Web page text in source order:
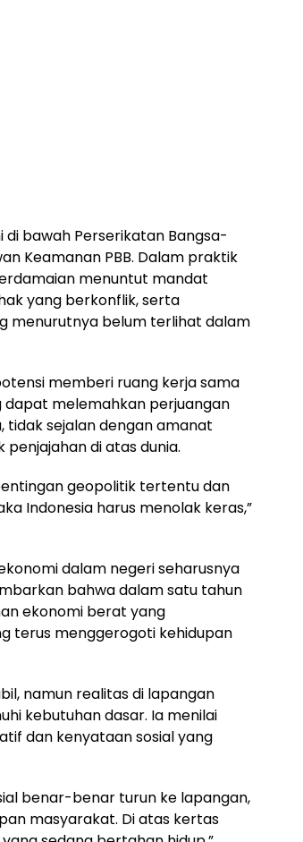
bawah Perserikatan Bangsa-
Keamanan PBB. Dalam praktik
menuntut mandat
yang berkonflik, serta
menurutnya belum terlihat dalam
memberi ruang kerja sama
melemahkan perjuangan
tidak sejalan dengan amanat
di atas dunia.
geopolitik tertentu dan
Indonesia harus menolak keras,”
dalam negeri seharusnya
bahwa dalam satu tahun
ekonomi berat yang
terus menggerogoti kehidupan
namun realitas di lapangan
kebutuhan dasar. Ia menilai
dan kenyataan sosial yang
benar-benar turun ke lapangan,
masyarakat. Di atas kertas